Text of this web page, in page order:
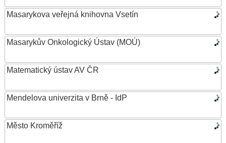
Masarykova veřejná knihovna Vsetín
Masarykův Onkologický Ústav (MOÚ)
Matematický ústav AV ČR
Mendelova univerzita v Brně - IdP
Město Kroměříž